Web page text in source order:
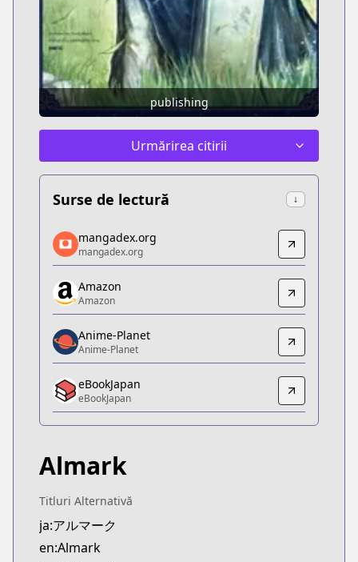
publishing
Urmărirea citirii
Surse de lectură ↓
mangadex.org
mangadex.org
https://mangadex.org/title/d803df2d-9706-41ed-
Amazon
Amazon
https://www.amazon.co.jp/dp/B0BS98DGFJ
Anime-Planet
Anime-Planet
https://www.anime-planet.com/manga/almark
eBookJapan
eBookJapan
Official Raw
https://comic-walker.com/contents/detail/
Kitsu
Kitsu
mangadex.org
mangadex.org
Amazon
Amazon
Anime-Planet
Anime-Planet
eBookJapan
eBookJapan
Almark
Titluri Alternativă
ja:アルマーク
en:Almark